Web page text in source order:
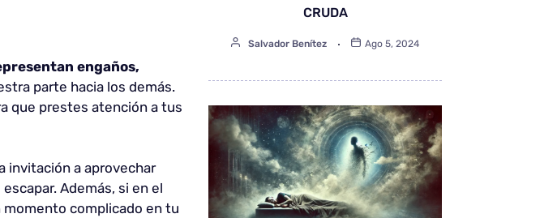
engaños,
parte hacia los demás.
que prestes atención a tus
invitación a aprovechar
Además, si en el
momento complicado en tu
CRUDA
Salvador Benítez Ago 5, 2024